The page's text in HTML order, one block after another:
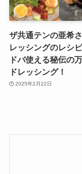
ザ共通テンの亜希
レッシングのレシ
ドバ使える秘伝の
ドレッシング！
2025年2月22日